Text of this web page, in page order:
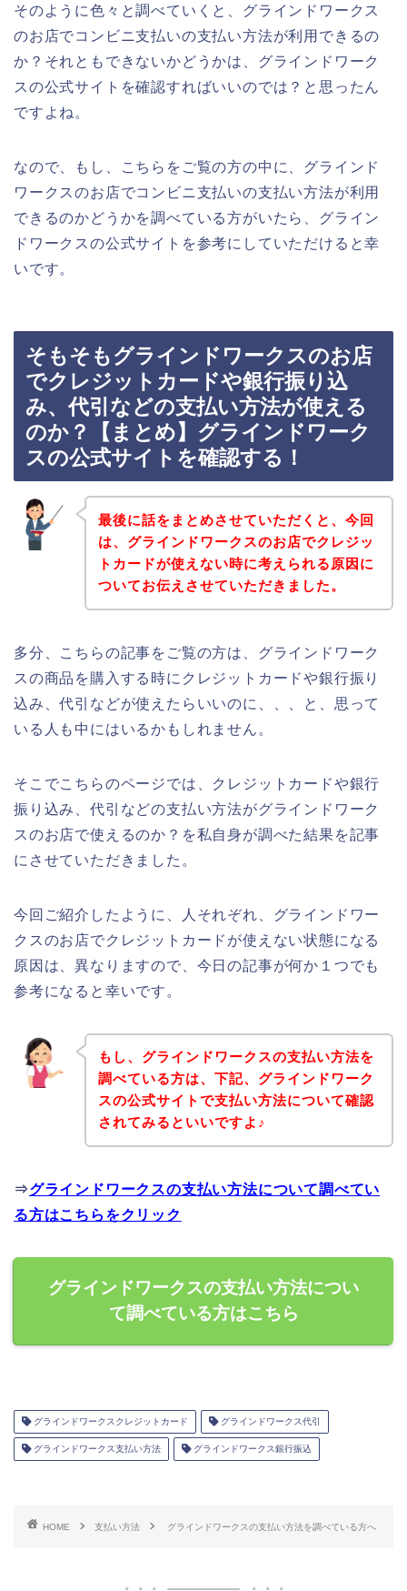
そのように色々と調べていくと、グラインドワークス
のお店でコンビニ支払いの支払い方法が利用できるの
か？それともできないかどうかは、グラインドワーク
スの公式サイトを確認すればいいのでは？と思ったん
ですよね。
なので、もし、こちらをご覧の方の中に、グラインド
ワークスのお店でコンビニ支払いの支払い方法が利用
できるのかどうかを調べている方がいたら、グライン
ドワークスの公式サイトを参考にしていただけると幸
いです。
そもそもグラインドワークスのお店
でクレジットカードや銀行振り込
み、代引などの支払い方法が使える
のか？【まとめ】グラインドワーク
スの公式サイトを確認する！
最後に話をまとめさせていただくと、今回
は、グラインドワークスのお店でクレジッ
トカードが使えない時に考えられる原因に
ついてお伝えさせていただきました。
多分、こちらの記事をご覧の方は、グラインドワーク
スの商品を購入する時にクレジットカードや銀行振り
込み、代引などが使えたらいいのに、、、と、思って
いる人も中にはいるかもしれません。
そこでこちらのページでは、クレジットカードや銀行
振り込み、代引などの支払い方法がグラインドワーク
スのお店で使えるのか？を私自身が調べた結果を記事
にさせていただきました。
今回ご紹介したように、人それぞれ、グラインドワー
クスのお店でクレジットカードが使えない状態になる
原因は、異なりますので、今日の記事が何か１つでも
参考になると幸いです。
もし、グラインドワークスの支払い方法を
調べている方は、下記、グラインドワーク
スの公式サイトで支払い方法について確認
されてみるといいですよ♪
⇒グラインドワークスの支払い方法について調べてい
る方はこちらをクリック
グラインドワークスの支払い方法につい
て調べている方はこちら
グラインドワークスクレジットカード グラインドワークス代引
グラインドワークス支払い方法 グラインドワークス銀行振込
HOME 支払い方法 グラインドワークスの支払い方法を調べている方へ